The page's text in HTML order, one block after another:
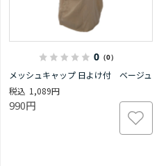
0 （0）
メッシュキャップ 日よけ付 ベージュ
1,089円
990円